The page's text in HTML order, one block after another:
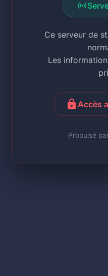
sensors
Ce serveur de
Les
lock Accès
Propulsé